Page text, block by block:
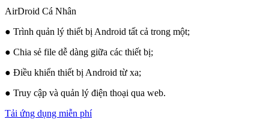
AirDroid Cá Nhân
● Trình quản lý thiết bị Android tất cả trong một;
● Chia sẻ file dễ dàng giữa các thiết bị;
● Điều khiển thiết bị Android từ xa;
● Truy cập và quản lý điện thoại qua web.
Tải ứng dụng miễn phí